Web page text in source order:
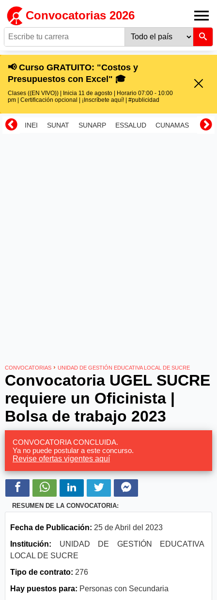
Convocatorias 2026
📢 Curso GRATUITO: "Costos y
Presupuestos con Excel" 🎓
Clases ((EN VIVO)) | Inicia 11 de agosto | Horario 07:00 - 10:00
pm | Certificación opcional | ¡Inscríbete aquí! | #publicidad
INEI SUNAT SUNARP ESSALUD CUNAMAS
CONVOCATORIAS › UNIDAD DE GESTIÓN EDUCATIVA LOCAL DE SUCRE
Convocatoria UGEL SUCRE
requiere un Oficinista |
Bolsa de trabajo 2023
CONVOCATORIA CONCLUIDA.
Ya no puede postular a este concurso.
Revise ofertas vigentes aquí
RESUMEN DE LA CONVOCATORIA:
Fecha de Publicación: 25 de Abril del 2023
Institución: UNIDAD DE GESTIÓN EDUCATIVA
LOCAL DE SUCRE
Tipo de contrato: 276
Hay puestos para: Personas con Secundaria